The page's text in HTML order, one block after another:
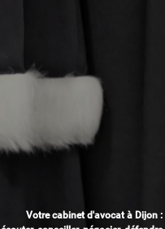
Votre cabinet d'avocat à Dijon :